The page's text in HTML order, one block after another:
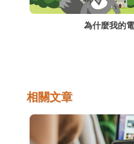
為什麼我的
相關文章